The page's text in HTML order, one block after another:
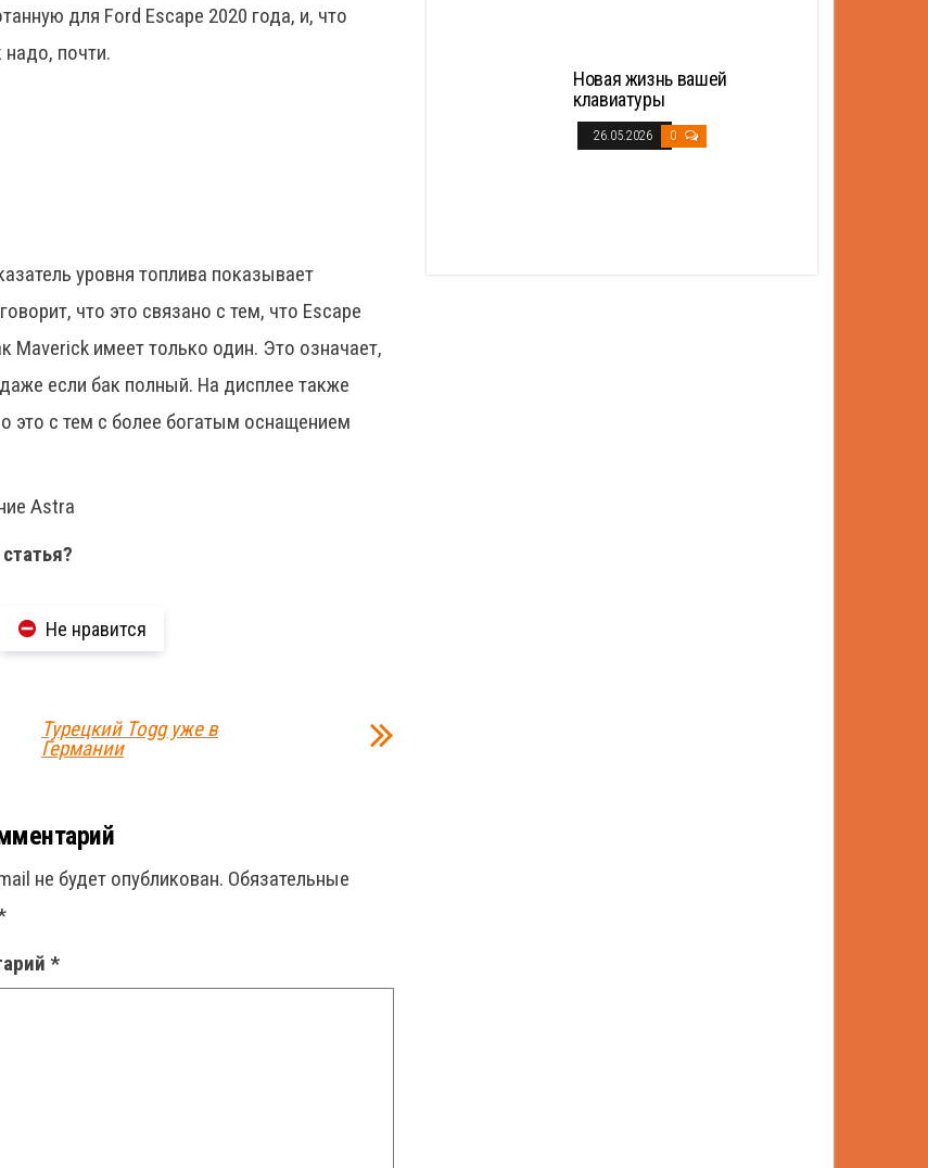
для Ford Escape 2020 года, и, что
надо, почти.
уровня топлива показывает
что это связано с тем, что Escape
Maverick имеет только один. Это означает,
если бак полный. На дисплее также
это с тем с более богатым оснащением
Astra
Не нравится
Турецкий Togg уже в
Германии
не будет опубликован. Обязательные
*
Новая жизнь вашей
клавиатуры
26.05.2026 0